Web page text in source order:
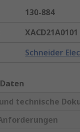
130-884
XACD21A0101
Schneider
technische